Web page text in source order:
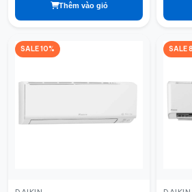
Thêm vào giỏ
SALE 10% SALE